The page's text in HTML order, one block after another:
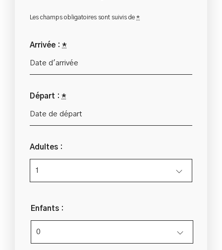
Les champs obligatoires sont suivis de *
Arrivée : *
Départ : *
Adultes :
Enfants :